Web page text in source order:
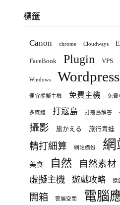
標籤
Canon chrome Cloudways
FaceBook Plugin VPS
Windows Wordpress
便宜虛擬主機 免費主機 免費
多媒體 打寇島 打寇島解答
攝影 旅かえる 旅行青蛙
精打細算 網站備份 網
美食 自然 自然素材
虛擬主機 遊戲攻略 遠
開箱 雲端空間 電腦